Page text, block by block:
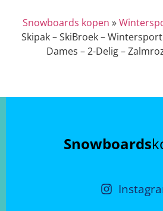
Snowboards kopen »
Skipak – SkiBroek – Wintersport
Dames – 2-Delig –
Snowboards